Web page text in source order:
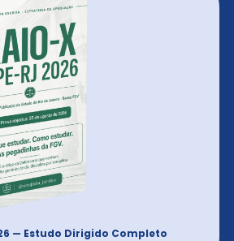
— Estudo Dirigido Completo